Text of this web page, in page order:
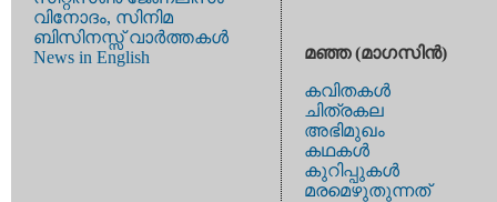
വിനോദം, സിനിമ
ബിസിനസ്സ് വാര്‍ത്തകള്‍
News in English
മഞ്ഞ (മാഗസിന്‍)
കവിതകള്‍
ചിത്രകല
അഭിമുഖം
കഥകള്‍
കുറിപ്പുകള്‍
മരമെഴുതുന്നത്